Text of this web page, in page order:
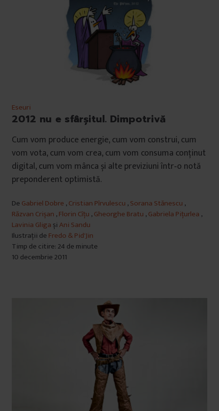
Eseuri
2012 nu e sfârșitul. Dimpotrivă
Cum vom produce energie, cum vom construi, cum
vom vota, cum vom crea, cum vom consuma conținut
digital, cum vom mânca și alte previziuni într‑o notă
preponderent optimistă.
De Gabriel Dobre ,Cristian Pîrvulescu ,Sorana Stănescu ,
Răzvan Crișan ,Florin Cîțu ,Gheorghe Bratu ,Gabriela Pițurlea ,
Lavinia Gliga șiAni Sandu
Ilustrații de Fredo & Pid'Jin
Timp de citire: 24 de minute
10 decembrie 2011